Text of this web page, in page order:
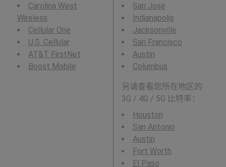
Carolina West
Wireless
Cellular One
U.S. Cellular
AT&T FirstNet
Boost Mobile
San Jose
Indianapolis
Jacksonville
San Francisco
Austin
Columbus
另请查看您所在地区的
3G / 4G / 5G 比特率：
Houston
San Antonio
Austin
Fort Worth
El Paso